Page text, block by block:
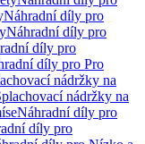
Náhradní díly pro
Náhradní díly pro
díly pro
díly pro Pro
nádržky na
nádržky na
Náhradní díly pro
díly pro